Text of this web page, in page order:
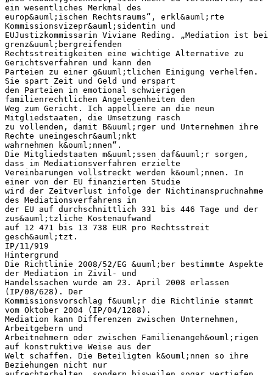
ein wesentliches Merkmal des
europ&auml;ischen Rechtsraums“, erkl&auml;rte
Kommissionsvizepr&auml;sidentin und
EUJustizkommissarin Viviane Reding. „Mediation ist bei
grenz&uuml;bergreifenden
Rechtsstreitigkeiten eine wichtige Alternative zu
Gerichtsverfahren und kann den
Parteien zu einer g&uuml;tlichen Einigung verhelfen.
Sie spart Zeit und Geld und erspart
den Parteien in emotional schwierigen
familienrechtlichen Angelegenheiten den
Weg zum Gericht. Ich appelliere an die neun
Mitgliedstaaten, die Umsetzung rasch
zu vollenden, damit B&uuml;rger und Unternehmen ihre
Rechte uneingeschr&auml;nkt
wahrnehmen k&ouml;nnen“.
Die Mitgliedstaaten m&uuml;ssen daf&uuml;r sorgen,
dass im Mediationsverfahren erzielte
Vereinbarungen vollstreckt werden k&ouml;nnen. In
einer von der EU finanzierten Studie
wird der Zeitverlust infolge der Nichtinanspruchnahme
des Mediationsverfahrens in
der EU auf durchschnittlich 331 bis 446 Tage und der
zus&auml;tzliche Kostenaufwand
auf 12 471 bis 13 738 EUR pro Rechtsstreit
gesch&auml;tzt.
IP/11/919
Hintergrund
Die Richtlinie 2008/52/EG &uuml;ber bestimmte Aspekte
der Mediation in Zivil- und
Handelssachen wurde am 23. April 2008 erlassen
(IP/08/628). Der
Kommissionsvorschlag f&uuml;r die Richtlinie stammt
vom Oktober 2004 (IP/04/1288).
Mediation kann Differenzen zwischen Unternehmen,
Arbeitgebern und
Arbeitnehmern oder zwischen Familienangeh&ouml;rigen
auf konstruktive Weise aus der
Welt schaffen. Die Beteiligten k&ouml;nnen so ihre
Beziehungen nicht nur